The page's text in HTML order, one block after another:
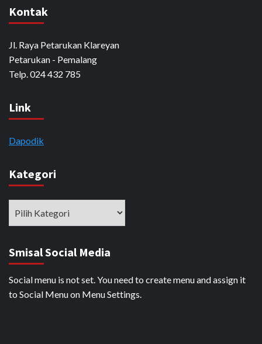
Kontak
Jl. Raya Petarukan Klareyan
Petarukan - Pemalang
Telp. 024 432 785
Link
Dapodik
Kategori
Smisal Social Media
Social menu is not set. You need to create menu and assign it
to Social Menu on Menu Settings.